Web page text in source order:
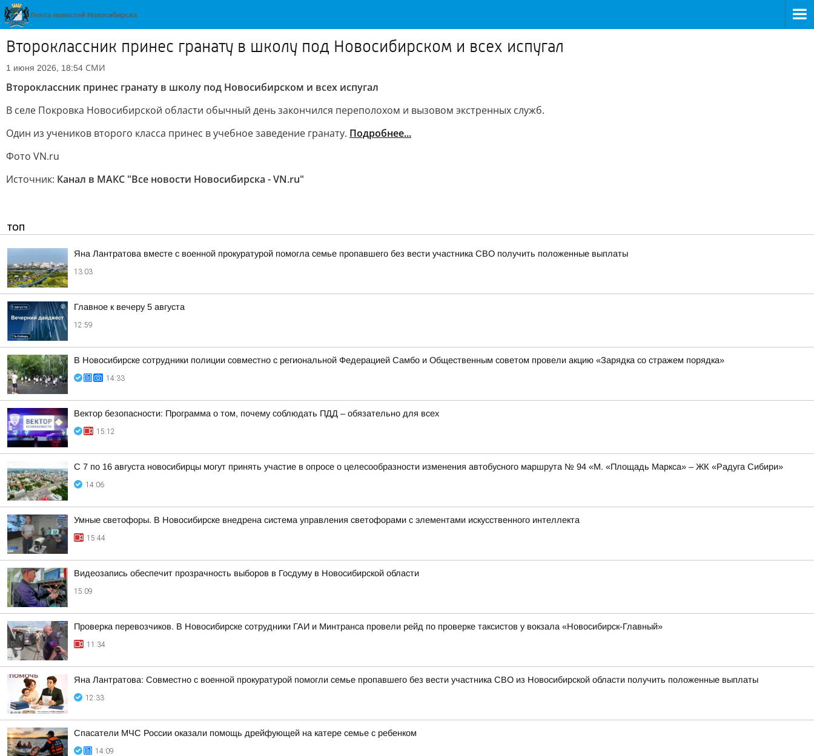
Второклассник принес гранату в школу под Новосибирском и всех испугал
1 июня 2026, 18:54 СМИ
Второклассник принес гранату в школу под Новосибирском и всех испугал
В селе Покровка Новосибирской области обычный день закончился переполохом и вызовом экстренных служб.
Один из учеников второго класса принес в учебное заведение гранату. Подробнее...
Фото VN.ru
Источник: Канал в МАКС "Все новости Новосибирска - VN.ru"
ТОП
Яна Лантратова вместе с военной прокуратурой помогла семье пропавшего без вести участника СВО получить положенные выплаты
13:03
Главное к вечеру 5 августа
12:59
В Новосибирске сотрудники полиции совместно с региональной Федерацией Самбо и Общественным советом провели акцию «Зарядка со стражем порядка»
14:33
Вектор безопасности: Программа о том, почему соблюдать ПДД – обязательно для всех
15:12
С 7 по 16 августа новосибирцы могут принять участие в опросе о целесообразности изменения автобусного маршрута № 94 «М. «Площадь Маркса» – ЖК «Радуга Сибири»
14:06
Умные светофоры. В Новосибирске внедрена система управления светофорами с элементами искусственного интеллекта
15:44
Видеозапись обеспечит прозрачность выборов в Госдуму в Новосибирской области
15:09
Проверка перевозчиков. В Новосибирске сотрудники ГАИ и Минтранса провели рейд по проверке таксистов у вокзала «Новосибирск-Главный»
11:34
Яна Лантратова: Совместно с военной прокуратурой помогли семье пропавшего без вести участника СВО из Новосибирской области получить положенные выплаты
12:33
Спасатели МЧС России оказали помощь дрейфующей на катере семье с ребенком
14:09